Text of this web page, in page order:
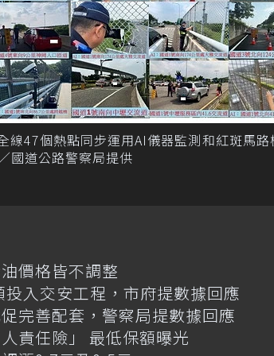
47個熱點同步運用AI儀器監測和紅斑馬路
國道公路警察局提供
價格皆不調整
入交安工程，市府提數據回應
完善配套，警察局提數據回應
責任險」 最低保額曝光